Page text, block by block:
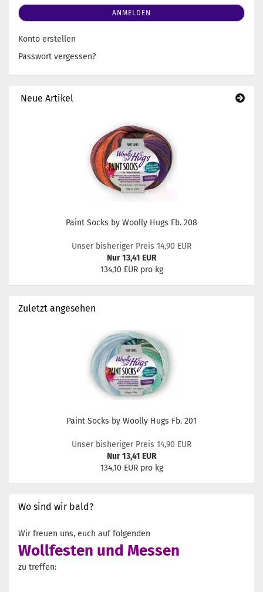
ANMELDEN
Konto erstellen
Passwort vergessen?
Neue Artikel
Paint Socks by Woolly Hugs Fb. 208
Unser bisheriger Preis 14,90 EUR
Nur 13,41 EUR
134,10 EUR pro kg
Zuletzt angesehen
Paint Socks by Woolly Hugs Fb. 201
Unser bisheriger Preis 14,90 EUR
Nur 13,41 EUR
134,10 EUR pro kg
Wo sind wir bald?
Wir freuen uns, euch auf folgenden
Wollfesten und Messen
zu treffen: